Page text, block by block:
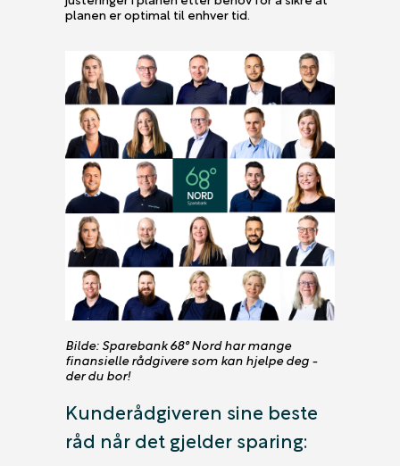
planen er optimal til enhver tid.
Bilde: Sparebank 68° Nord har mange
finansielle rådgivere som kan hjelpe deg -
der du bor!
Kunderådgiveren sine beste
råd når det gjelder sparing: